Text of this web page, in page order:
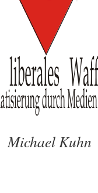
Michael Kuhn